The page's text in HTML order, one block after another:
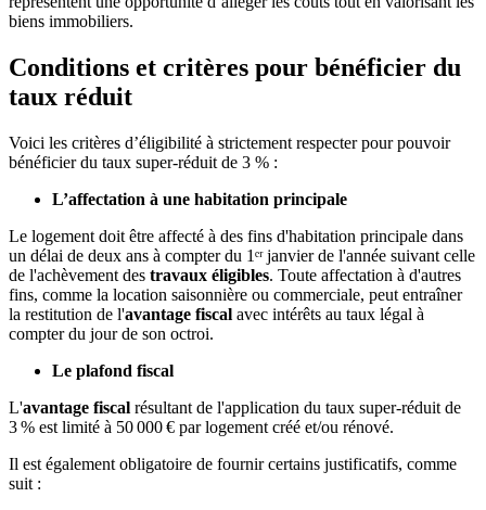
biens immobiliers.
Conditions et critères pour bénéficier du
taux réduit
Voici les critères d’éligibilité à strictement respecter pour pouvoir
bénéficier du taux super-réduit de 3 % :
L’affectation à une habitation principale
Le logement doit être affecté à des fins d'habitation principale dans
un délai de deux ans à compter du 1ᵉʳ janvier de l'année suivant celle
de l'achèvement des travaux éligibles. Toute affectation à d'autres
fins, comme la location saisonnière ou commerciale, peut entraîner
la restitution de l'avantage fiscal avec intérêts au taux légal à
compter du jour de son octroi.
Le plafond fiscal
L'avantage fiscal résultant de l'application du taux super-réduit de
3 % est limité à 50 000 € par logement créé et/ou rénové.
Il est également obligatoire de fournir certains justificatifs, comme
suit :